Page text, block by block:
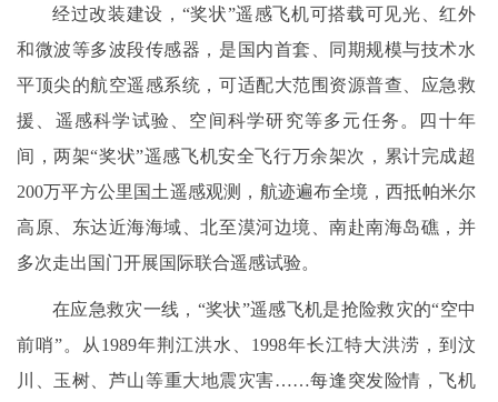
经过改装建设，“奖状”遥感飞机可搭载可见光、红外
和微波等多波段传感器，是国内首套、同期规模与技术水
平顶尖的航空遥感系统，可适配大范围资源普查、应急救
援、遥感科学试验、空间科学研究等多元任务。四十年
间，两架“奖状”遥感飞机安全飞行万余架次，累计完成超
200万平方公里国土遥感观测，航迹遍布全境，西抵帕米尔
高原、东达近海海域、北至漠河边境、南赴南海岛礁，并
多次走出国门开展国际联合遥感试验。
在应急救灾一线，“奖状”遥感飞机是抢险救灾的“空中
前哨”。从1989年荆江洪水、1998年长江特大洪涝，到汶
川、玉树、芦山等重大地震灾害……每逢突发险情，飞机